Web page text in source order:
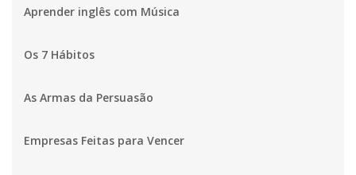
Aprender inglês com Música
Os 7 Hábitos
As Armas da Persuasão
Empresas Feitas para Vencer